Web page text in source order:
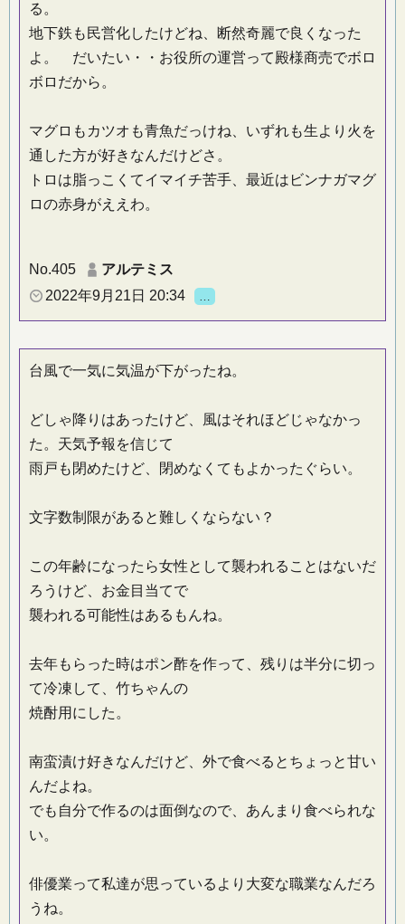
る。
地下鉄も民営化したけどね、断然奇麗で良くなった
よ。 だいたい・・お役所の運営って殿様商売でボロ
ボロだから。
マグロもカツオも青魚だっけね、いずれも生より火を
通した方が好きなんだけどさ。
トロは脂っこくてイマイチ苦手、最近はビンナガマグ
ロの赤身がええわ。
No.405
アルテミス
2022年9月21日 20:34
台風で一気に気温が下がったね。
どしゃ降りはあったけど、風はそれほどじゃなかっ
た。天気予報を信じて
雨戸も閉めたけど、閉めなくてもよかったぐらい。
文字数制限があると難しくならない？
この年齢になったら女性として襲われることはないだ
ろうけど、お金目当てで
襲われる可能性はあるもんね。
去年もらった時はポン酢を作って、残りは半分に切っ
て冷凍して、竹ちゃんの
焼酎用にした。
南蛮漬け好きなんだけど、外で食べるとちょっと甘い
んだよね。
でも自分で作るのは面倒なので、あんまり食べられな
い。
俳優業って私達が思っているより大変な職業なんだろ
うね。